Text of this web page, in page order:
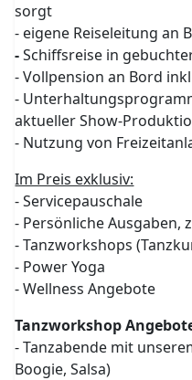
sorgt
- eigene Reiseleitung an
-Schiffsreise in
- Vollpension an Bord
-
aktueller Show-
- Nutzung von
Im Preis exklusiv:
- Servicepauschale
- Persönliche Ausgaben,
- Tanzworkshops
- Power Yoga
- Wellness Angebote
Tanzworkshop
- Tanzabende mit
Boogie, Salsa)